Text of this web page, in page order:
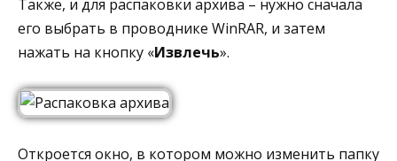
Также, и для распаковки архива – нужно сначала
его выбрать в проводнике WinRAR, и затем
нажать на кнопку «Извлечь».
Откроется окно, в котором можно изменить папку